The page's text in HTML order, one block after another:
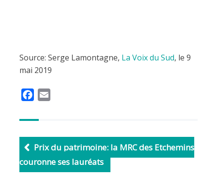
Source: Serge Lamontagne, La Voix du Sud, le 9
mai 2019
c
b
o
o
l
Prix du patrimoine: la MRC des Etchemins
couronne ses lauréats